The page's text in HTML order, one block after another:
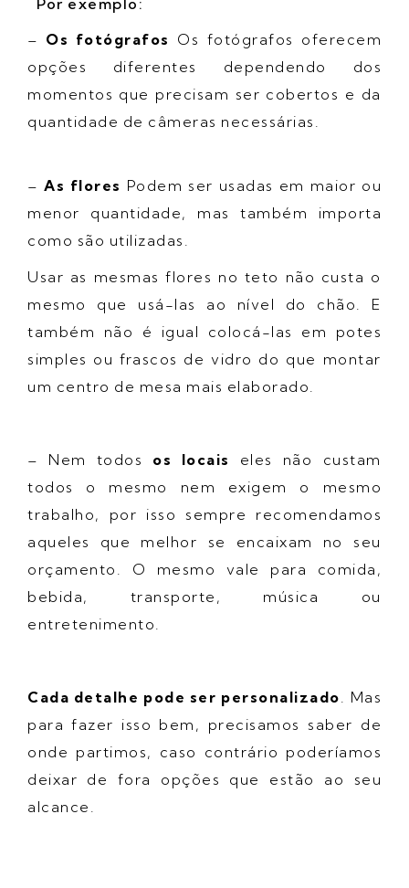
Por exemplo:
– Os fotógrafos Os fotógrafos oferecem
opções diferentes dependendo dos
momentos que precisam ser cobertos e da
quantidade de câmeras necessárias.
– As flores Podem ser usadas em maior ou
menor quantidade, mas também importa
como são utilizadas.
Usar as mesmas flores no teto não custa o
mesmo que usá-las ao nível do chão. E
também não é igual colocá-las em potes
simples ou frascos de vidro do que montar
um centro de mesa mais elaborado.
– Nem todos os locais eles não custam
todos o mesmo nem exigem o mesmo
trabalho, por isso sempre recomendamos
aqueles que melhor se encaixam no seu
orçamento. O mesmo vale para comida,
bebida, transporte, música ou
entretenimento.
Cada detalhe pode ser personalizado. Mas
para fazer isso bem, precisamos saber de
onde partimos, caso contrário poderíamos
deixar de fora opções que estão ao seu
alcance.